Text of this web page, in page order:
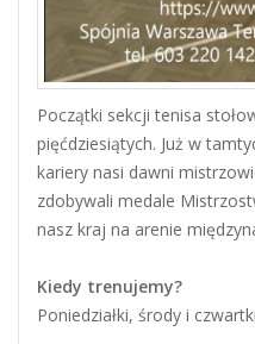
Początki sekcji tenisa
pięćdziesiątych. Już w
kariery nasi dawni
zdobywali medale
nasz kraj na arenie
Kiedy trenujemy?
Poniedziałki, środy i